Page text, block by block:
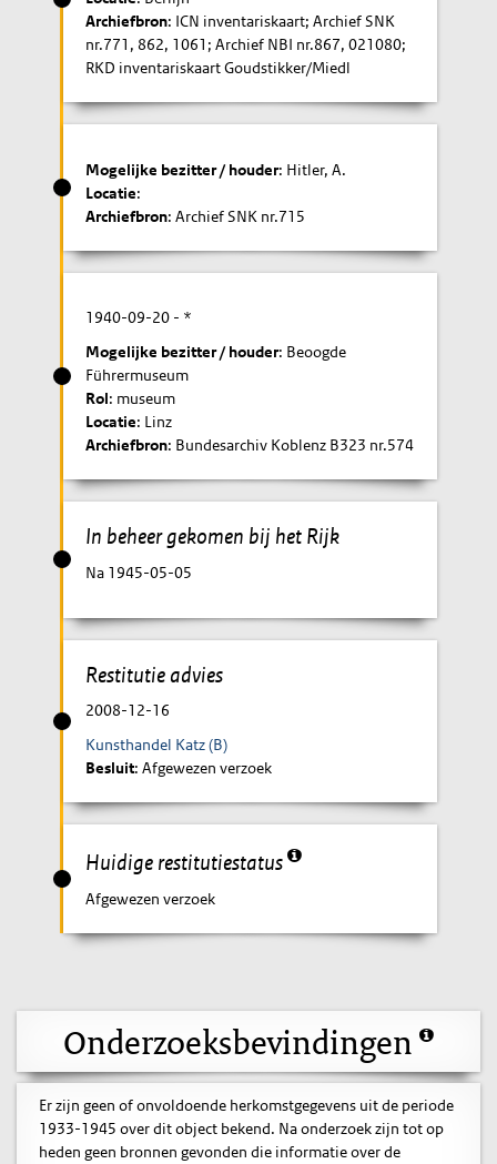
Archiefbron: ICN inventariskaart; Archief SNK
nr.771, 862, 1061; Archief NBI nr.867, 021080;
RKD inventariskaart Goudstikker/Miedl
Mogelijke bezitter / houder: Hitler, A.
Locatie:
Archiefbron: Archief SNK nr.715
1940-09-20 - *
Mogelijke bezitter / houder: Beoogde
Führermuseum
Rol: museum
Locatie: Linz
Archiefbron: Bundesarchiv Koblenz B323 nr.574
In beheer gekomen bij het Rijk
Na 1945-05-05
Restitutie advies
2008-12-16
Kunsthandel Katz (B)
Besluit: Afgewezen verzoek
Huidige restitutiestatus
Afgewezen verzoek
Onderzoeksbevindingen
Er zijn geen of onvoldoende herkomstgegevens uit de periode
1933-1945 over dit object bekend. Na onderzoek zijn tot op
heden geen bronnen gevonden die informatie over de